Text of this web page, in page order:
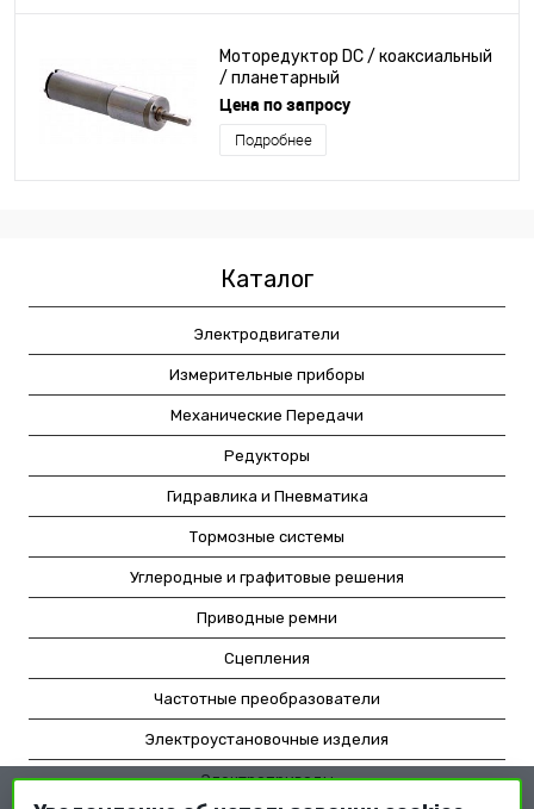
Моторедуктор DC / коаксиальный
/ планетарный
Цена по запросу
Подробнее
Каталог
Электродвигатели
Измерительные приборы
Механические Передачи
Редукторы
Гидравлика и Пневматика
Тормозные системы
Углеродные и графитовые решения
Приводные ремни
Сцепления
Частотные преобразователи
Электроустановочные изделия
Электроприводы